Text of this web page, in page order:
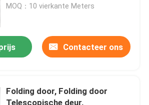
glas schuifdeuren
MOQ：10 vierkante Meters
Contacteer ons
Folding door, Folding door
Telescopische deur,